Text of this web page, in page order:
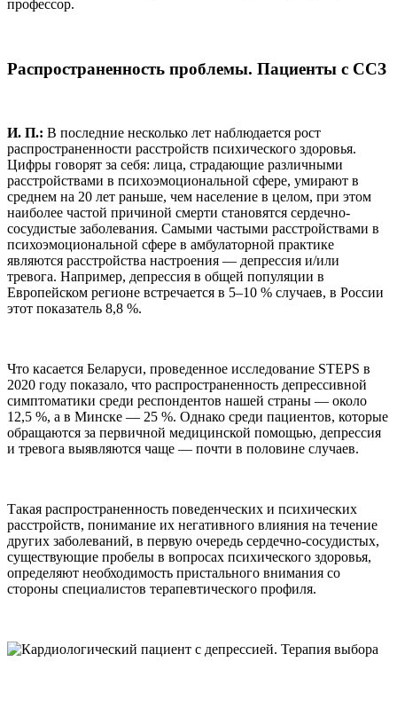
профессор.
Распространенность проблемы. Пациенты с ССЗ
И. П.: В последние несколько лет наблюдается рост
распространенности расстройств психического здоровья.
Цифры говорят за себя: лица, страдающие различными
расстройствами в психоэмоциональной сфере, умирают в
среднем на 20 лет раньше, чем население в целом, при этом
наиболее частой причиной смерти становятся сердечно-
сосудистые заболевания. Самыми частыми расстройствами в
психоэмоциональной сфере в амбулаторной практике
являются расстройства настроения — депрессия и/или
тревога. Например, депрессия в общей популяции в
Европейском регионе встречается в 5–10 % случаев, в России
этот показатель 8,8 %.
Что касается Беларуси, проведенное исследование STEPS в
2020 году показало, что распространенность депрессивной
симптоматики среди респондентов нашей страны — около
12,5 %, а в Минске — 25 %. Однако среди пациентов, которые
обращаются за первичной медицинской помощью, депрессия
и тревога выявляются чаще — почти в половине случаев.
Такая распространенность поведенческих и психических
расстройств, понимание их негативного влияния на течение
других заболеваний, в первую очередь сердечно-сосудистых,
существующие пробелы в вопросах психического здоровья,
определяют необходимость пристального внимания со
стороны специалистов терапевтического профиля.